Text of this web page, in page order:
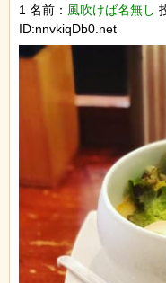
1 名前： 風吹けば名無し
ID:nnvkiqDb0.net